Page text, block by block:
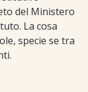
del Ministero
La cosa
specie se tra